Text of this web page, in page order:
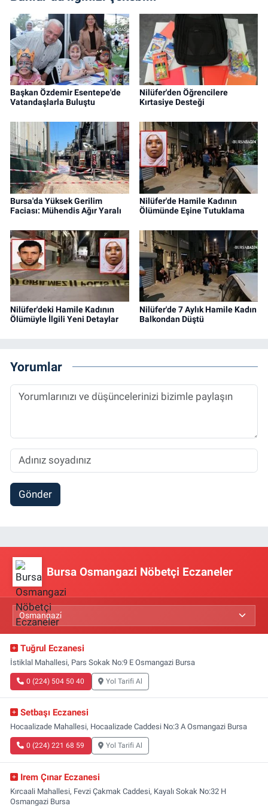
Başkan Özdemir Esentepe'de
Vatandaşlarla Buluştu
Nilüfer'den Öğrencilere
Kırtasiye Desteği
Bursa'da Yüksek Gerilim
Faciası: Mühendis Ağır Yaralı
Nilüfer'de Hamile Kadının
Ölümünde Eşine Tutuklama
Nilüfer'deki Hamile Kadının
Ölümüyle İlgili Yeni Detaylar
Nilüfer'de 7 Aylık Hamile Kadın
Balkondan Düştü
Yorumlar
Gönder
Bursa Osmangazi Nöbetçi Eczaneler
Tuğrul Eczanesi
İstiklal Mahallesi, Pars Sokak No:9 E Osmangazi Bursa
0 (224) 504 50 40 Yol Tarifi Al
Setbaşı Eczanesi
Hocaalizade Mahallesi, Hocaalizade Caddesi No:3 A Osmangazi Bursa
0 (224) 221 68 59 Yol Tarifi Al
Irem Çınar Eczanesi
Kırcaali Mahallesi, Fevzi Çakmak Caddesi, Kayalı Sokak No:32 H
Osmangazi Bursa